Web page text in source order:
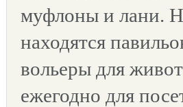
муфлоны и лани.
находятся
вольеры для
ежегодно для